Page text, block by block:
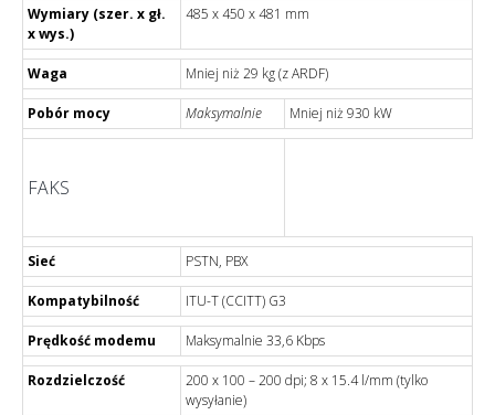
Wymiary (szer. x gł.
x wys.)
485 x 450 x 481 mm
Waga Mniej niż 29 kg (z ARDF)
Pobór mocy Maksymalnie Mniej niż 930 kW
FAKS
Sieć PSTN, PBX
Kompatybilność ITU-T (CCITT) G3
Prędkość modemu Maksymalnie 33,6 Kbps
Rozdzielczość
200 x 100 – 200 dpi; 8 x 15.4 l/mm (tylko
wysyłanie)